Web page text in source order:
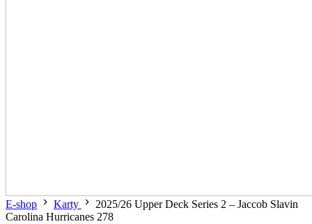
E-shop Karty
2025/26 Upper Deck Series 2 – Jaccob Slavin
Carolina Hurricanes 278